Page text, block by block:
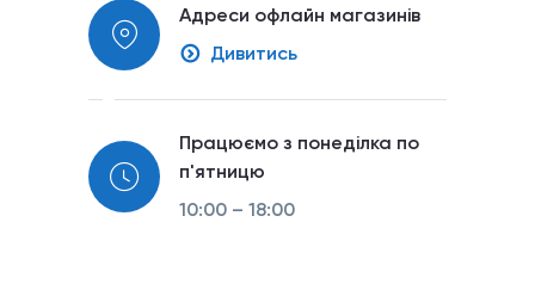
Адреси офлайн магазинів
Дивитись
Працюємо з понеділка по
п'ятницю
10:00 – 18:00